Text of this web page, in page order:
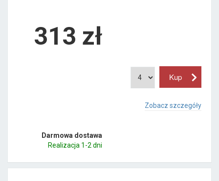
313 zł
Zobacz szczegóły
Darmowa dostawa
Realizacja 1-2 dni